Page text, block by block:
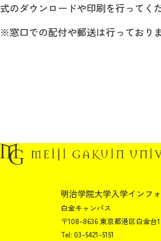
式のダウンロードや印刷を行ってく
※窓口での配付や郵送は行っておりま
明治学院大学入学インフ
白金キャンパス
〒108-8636 東京都港区白金台
Tel: 03-5421-5151